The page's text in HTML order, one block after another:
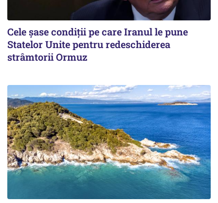
Cele șase condiții pe care Iranul le pune
Statelor Unite pentru redeschiderea
strâmtorii Ormuz